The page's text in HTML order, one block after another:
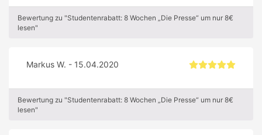
Bewertung zu "Studentenrabatt: 8 Wochen „Die Presse“ um nur 8€
lesen"
Markus W. - 15.04.2020
Bewertung zu "Studentenrabatt: 8 Wochen „Die Presse“ um nur 8€
lesen"